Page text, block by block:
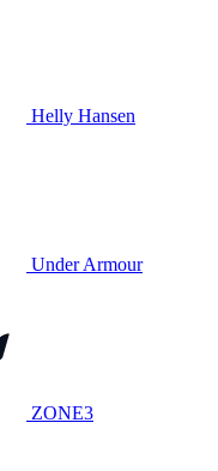
Helly Hansen
Under Armour
ZONE3